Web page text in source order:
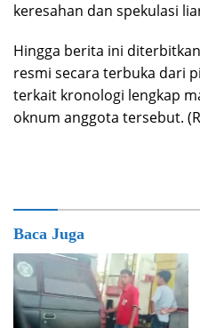
keresahan dan spekulasi
Hingga berita ini
resmi secara terbuka dari
terkait kronologi lengkap
oknum anggota tersebut.
Baca Juga